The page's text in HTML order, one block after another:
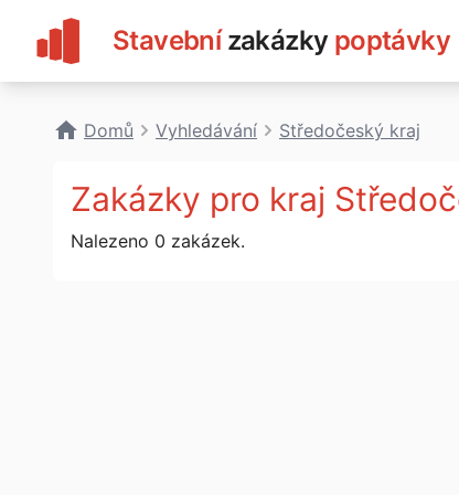
Stavební zakázky poptávky
Domů Vyhledávání Středočeský kraj
Zakázky pro kraj
Nalezeno 0 zakázek.